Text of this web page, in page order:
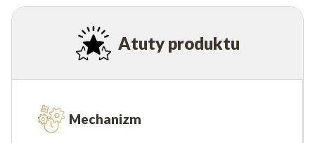
Atuty produktu
Mechanizm